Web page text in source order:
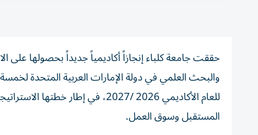
حققت جامعة كلباء إنجازاً أكاديمياً جديداً بحصولها على
والبحث العلمي في دولة الإمارات العربية المتحدة
للعام الأكاديمي 2026 /2027، في
المستقبل وسوق العمل.